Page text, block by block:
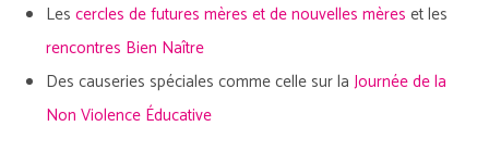
Lescercles de futures mères et de nouvelles mèreset les
rencontres Bien Naître
Des causeries spéciales comme celle sur laJournée de la
Non Violence Éducative